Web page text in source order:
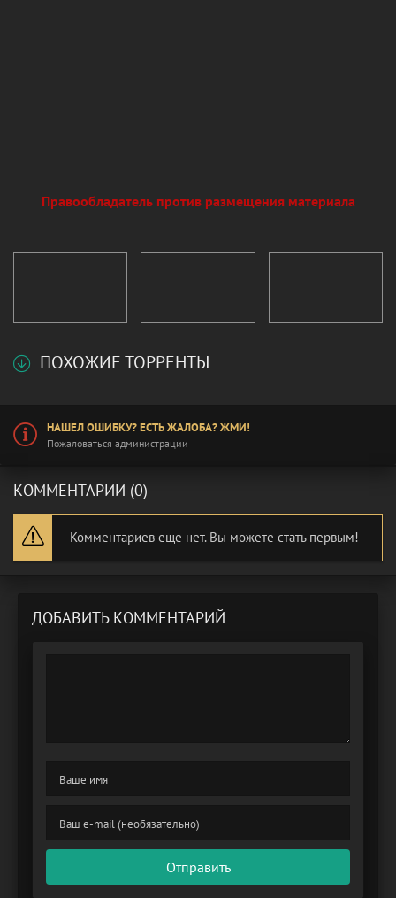
Правообладатель против размещения материала
ПОХОЖИЕ ТОРРЕНТЫ
НАШЕЛ ОШИБКУ? ЕСТЬ ЖАЛОБА? ЖМИ!
Пожаловаться администрации
КОММЕНТАРИИ (0)
Комментариев еще нет. Вы можете стать первым!
ДОБАВИТЬ КОММЕНТАРИЙ
Отправить